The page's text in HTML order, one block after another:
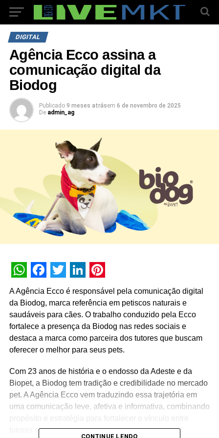
DIGITAL
Agência Ecco assina a
comunicação digital da
Biodog
Publicado 9 meses atrásem 6 de novembro de 2025
De admin_ag
WhatsApp
Facebook
Twitter
LinkedIn
Pinterest
A Agência Ecco é responsável pela comunicação digital
da Biodog, marca referência em petiscos naturais e
saudáveis para cães. O trabalho conduzido pela Ecco
fortalece a presença da Biodog nas redes sociais e
destaca a marca como parceira dos tutores que buscam
oferecer o melhor para seus pets.
Com 23 anos de história e o endosso da Adeste e da
Biopet, a Biodog tem tradição e credibilidade no mercado
pet. A Agência Ecco vem traduzindo essa trajetória em
uma comunicação leve, afetiva e informativa, combinando
propósito e estratégia para fortalecer o vínculo entre
tutores e a marca.
CONTINUE LENDO